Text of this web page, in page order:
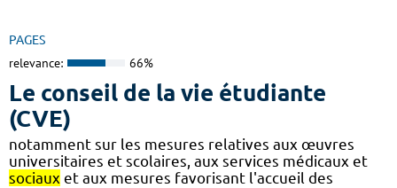
PAGES
relevance: 66%
Le conseil de la vie étudiante
(CVE)
notamment sur les mesures relatives aux œuvres
universitaires et scolaires, aux services médicaux et
sociaux et aux mesures favorisant l'accueil des